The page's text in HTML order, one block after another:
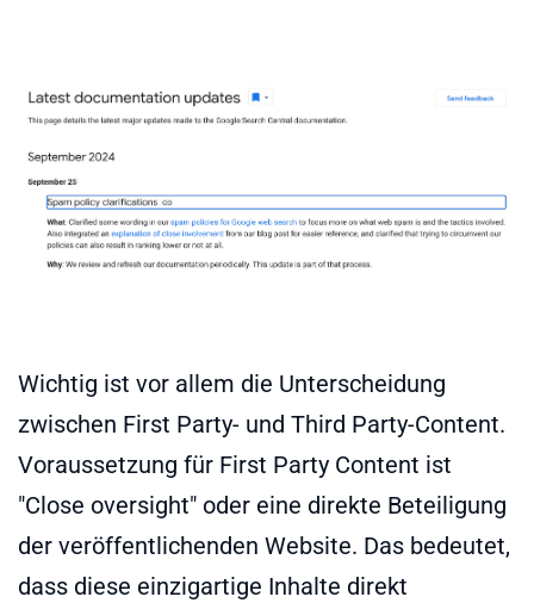
Wichtig ist vor allem die Unterscheidung
zwischen First Party- und Third Party-Content.
Voraussetzung für First Party Content ist
"Close oversight" oder eine direkte Beteiligung
der veröffentlichenden Website. Das bedeutet,
dass diese einzigartige Inhalte direkt